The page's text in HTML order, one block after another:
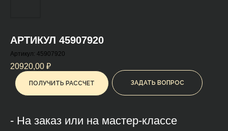
ПОЛУЧИТЬ РАССЧЕТ ЗАДАТЬ ВОПРОС
АРТИКУЛ 45907920
Артикул: 45907920
20920,00 ₽
- На заказ или на мастер-классе